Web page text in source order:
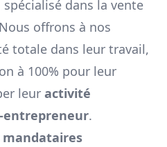
spécialisé dans la vente
offrons à nos
totale dans leur travail,
à 100% pour leur
leur activité
entrepreneur.
mandataires